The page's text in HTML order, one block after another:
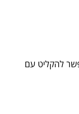
להקליט עם